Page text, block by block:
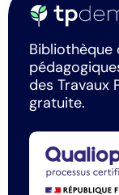
Bibliothèque
des Travaux
gratuite.